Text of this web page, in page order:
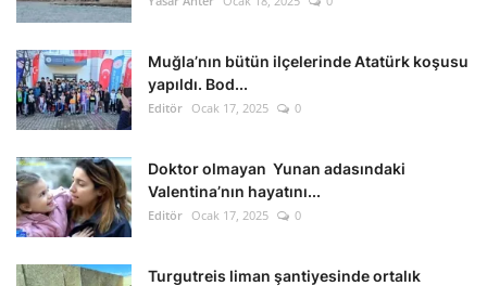
Muğla’nın bütün ilçelerinde Atatürk koşusu
yapıldı. Bod...
Editör Ocak 17, 2025 0
Doktor olmayan Yunan adasındaki
Valentina’nın hayatını...
Editör Ocak 17, 2025 0
Turgutreis liman şantiyesinde ortalık